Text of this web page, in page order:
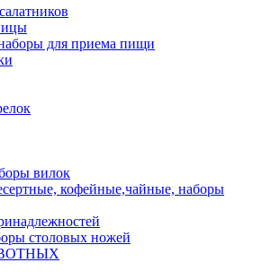
для приема пищи
вилок
кофейные,чайные, наборы
столовых ножей